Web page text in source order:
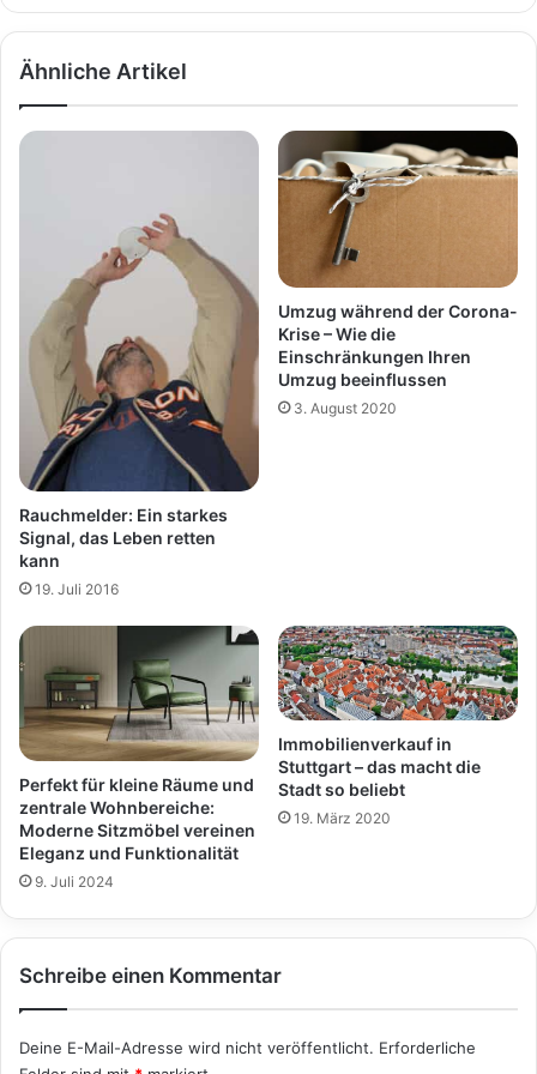
Ähnliche Artikel
Rauchmelder: Ein starkes
Signal, das Leben retten
kann
19. Juli 2016
Umzug während der Corona-
Krise – Wie die
Einschränkungen Ihren
Umzug beeinflussen
3. August 2020
Perfekt für kleine Räume und
zentrale Wohnbereiche:
Moderne Sitzmöbel vereinen
Eleganz und Funktionalität
9. Juli 2024
Immobilienverkauf in
Stuttgart – das macht die
Stadt so beliebt
19. März 2020
Schreibe einen Kommentar
Deine E-Mail-Adresse wird nicht veröffentlicht. Erforderliche